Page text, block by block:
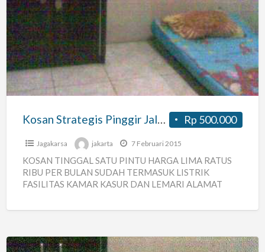
Strategis
Pinggir
Jalan
Raya
Lenteng
Agung
Rp 500.000
Kosan Strategis Pinggir Jalan Raya Lenteng Agung
Jagakarsa jakarta 7 Februari 2015
KOSAN TINGGAL SATU PINTU HARGA LIMA RATUS
RIBU PER BULAN SUDAH TERMASUK LISTRIK
FASILITAS KAMAR KASUR DAN LEMARI ALAMAT